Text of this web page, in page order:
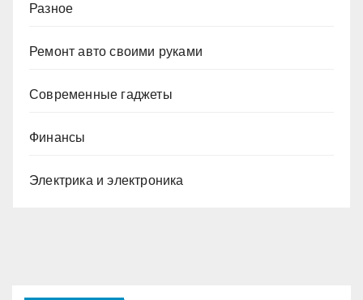
Разное
Ремонт авто своими руками
Современные гаджеты
Финансы
Электрика и электроника